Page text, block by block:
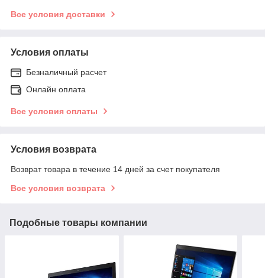
Все условия доставки
Условия оплаты
Безналичный расчет
Онлайн оплата
Все условия оплаты
Условия возврата
Возврат товара в течение 14 дней за счет покупателя
Все условия возврата
Подобные товары компании